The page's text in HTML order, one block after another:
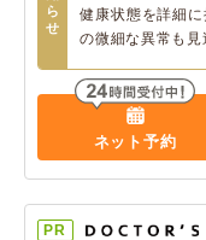
ら
せ
健康状態を詳細
の微細な異常も
ネット予約
PR